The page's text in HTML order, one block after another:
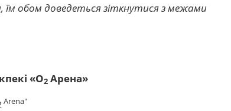
обом доведеться зіткнутися з межами
«O2 Арена»
Arena"